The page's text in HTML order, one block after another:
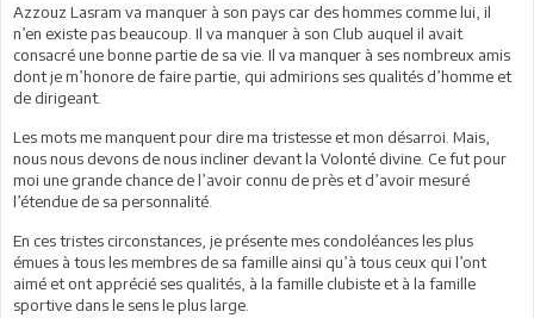
Azzouz Lasram va manquer à son pays car des hommes comme lui, il
n’en existe pas beaucoup. Il va manquer à son Club auquel il avait
consacré une bonne partie de sa vie. Il va manquer à ses nombreux amis
dont je m’honore de faire partie, qui admirions ses qualités d’homme et
de dirigeant.
Les mots me manquent pour dire ma tristesse et mon désarroi. Mais,
nous nous devons de nous incliner devant la Volonté divine. Ce fut pour
moi une grande chance de l’avoir connu de près et d’avoir mesuré
l’étendue de sa personnalité.
En ces tristes circonstances, je présente mes condoléances les plus
émues à tous les membres de sa famille ainsi qu’à tous ceux qui l’ont
aimé et ont apprécié ses qualités, à la famille clubiste et à la famille
sportive dans le sens le plus large.